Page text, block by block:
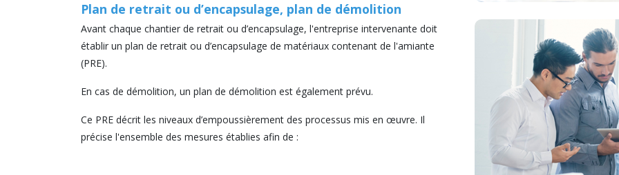
Plan de retrait ou d’encapsulage, plan de démolition
Avant chaque chantier de retrait ou d’encapsulage, l'entreprise intervenante doit
établir un plan de retrait ou d’encapsulage de matériaux contenant de l'amiante
(PRE).
En cas de démolition, un plan de démolition est également prévu.
Ce PRE décrit les niveaux d’empoussièrement des processus mis en œuvre. Il
précise l'ensemble des mesures établies afin de :